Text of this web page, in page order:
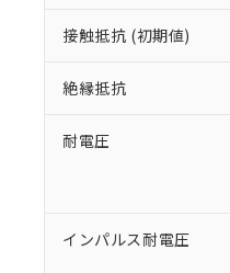
接触抵抗 (初期値)
絶縁抵抗
耐電圧
インパルス耐電圧